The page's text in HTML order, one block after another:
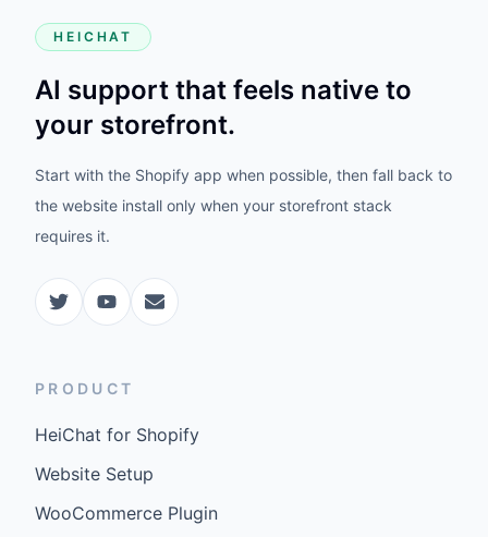
HEICHAT
AI support that feels native to
your storefront.
Start with the Shopify app when possible, then fall back to
the website install only when your storefront stack
requires it.
PRODUCT
HeiChat for Shopify
Website Setup
WooCommerce Plugin